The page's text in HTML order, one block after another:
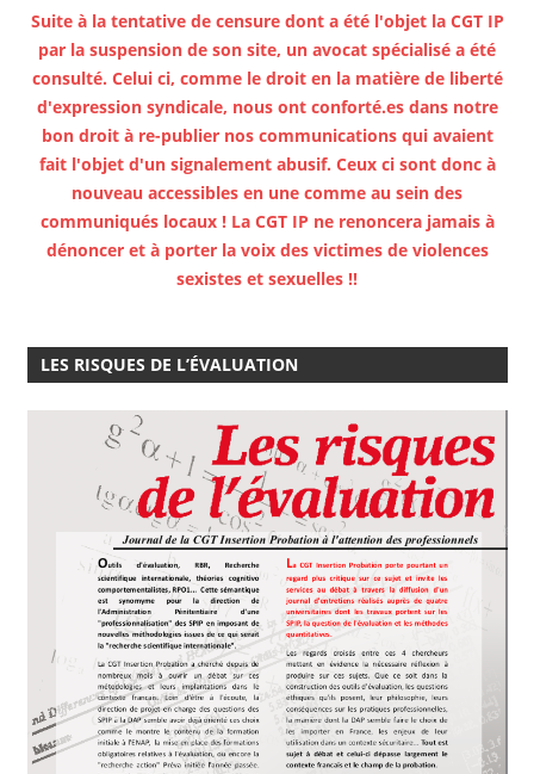
Suite à la tentative de censure dont a été l'objet la CGT IP
par la suspension de son site, un avocat spécialisé a été
consulté. Celui ci, comme le droit en la matière de liberté
d'expression syndicale, nous ont conforté.es dans notre
bon droit à re-publier nos communications qui avaient
fait l'objet d'un signalement abusif. Ceux ci sont donc à
nouveau accessibles en une comme au sein des
communiqués locaux ! La CGT IP ne renoncera jamais à
dénoncer et à porter la voix des victimes de violences
sexistes et sexuelles !!
LES RISQUES DE L’ÉVALUATION